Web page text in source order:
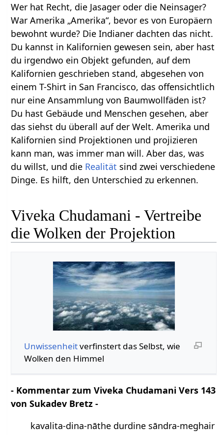
Wer hat Recht, die Jasager oder die Neinsager?
War Amerika „Amerika“, bevor es von Europäern
bewohnt wurde? Die Indianer dachten das nicht.
Du kannst in Kalifornien gewesen sein, aber hast
du irgendwo ein Objekt gefunden, auf dem
Kalifornien geschrieben stand, abgesehen von
einem T-Shirt in San Francisco, das offensichtlich
nur eine Ansammlung von Baumwollfäden ist?
Du hast Gebäude und Menschen gesehen, aber
das siehst du überall auf der Welt. Amerika und
Kalifornien sind Projektionen und projizieren
kann man, was immer man will. Aber das, was
du willst, und die Realität sind zwei verschiedene
Dinge. Es hilft, den Unterschied zu erkennen.
Viveka Chudamani - Vertreibe
die Wolken der Projektion
Unwissenheitverfinstert das Selbst, wie
Wolken den Himmel
- Kommentar zum Viveka Chudamani Vers 143
von Sukadev Bretz -
kavalita-dina-nāthe durdine sāndra-meghair